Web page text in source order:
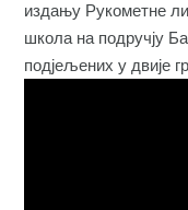
издању Рукометне
школа на подручју
подјељених у двије